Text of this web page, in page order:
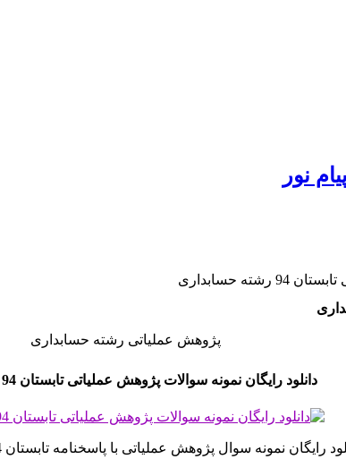
نور
حسابداری
پژوهش عملیاتی رشته حسابداری
دانلود رایگان نمونه سوالات پژوهش عملیاتی تابستان 94 با پاسخنامه
رایگان نمونه سوال پژوهش عملیاتی با پاسخنامه تابستان 94 رشته حسابداری